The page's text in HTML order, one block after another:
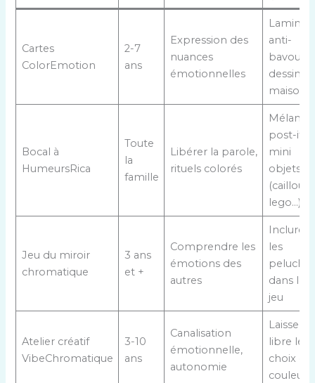
Cartes
ColorEmotion
2-7
ans
Expression des
nuances
émotionnelles
anti-
dessin
maison
Bocal à
HumeursRica
Toute
la
famille
Libérer la parole,
rituels colorés
post-it
mini
objets
(caillou,
lego…)
Jeu du miroir
chromatique
3 ans
et +
Comprendre les
émotions des
autres
Inclure
les
peluches
dans le
jeu
Atelier créatif
VibeChromatique
3-10
ans
Canalisation
émotionnelle,
autonomie
Laisser
libre le
choix
couleurs